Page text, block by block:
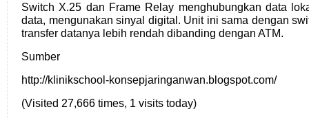
Switch X.25 dan Frame Relay menghubungkan data
data, mengunakan sinyal digital. Unit ini sama dengan
transfer datanya lebih rendah dibanding dengan ATM.
Sumber
http://klinikschool-konsepjaringanwan.blogspot.com/
(Visited 27,666 times, 1 visits today)